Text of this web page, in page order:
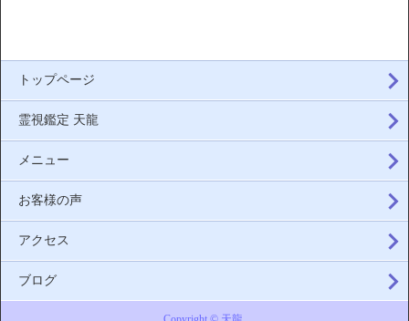
トップページ
霊視鑑定 天龍
メニュー
お客様の声
アクセス
ブログ